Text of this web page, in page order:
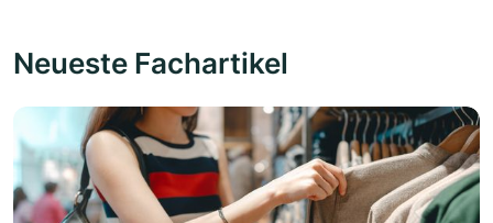
Neueste Fachartikel